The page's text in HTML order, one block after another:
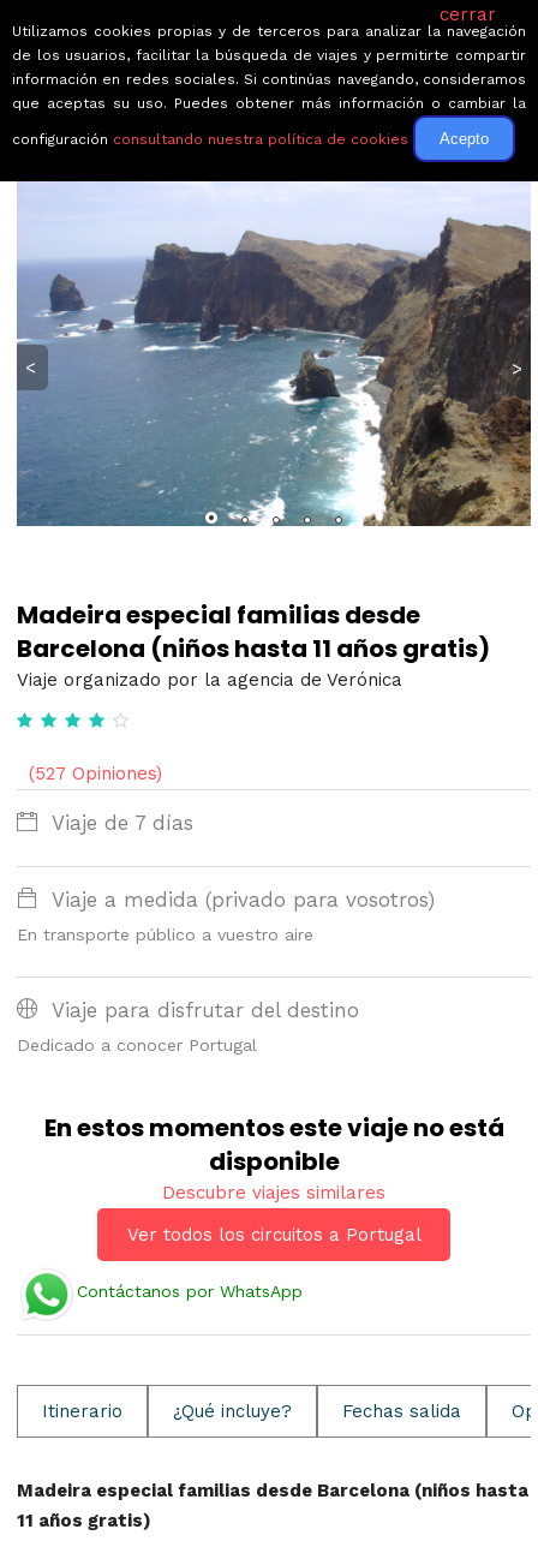
← Volver a Circuitos por Portugal
< >
Madeira especial familias desde
Barcelona (niños hasta 11 años gratis)
Viaje organizado por la agencia de Verónica
(527 Opiniones)
Viaje de 7 días
Viaje a medida (privado para vosotros)
En transporte público a vuestro aire
Viaje para disfrutar del destino
Dedicado a conocer Portugal
En estos momentos este viaje no está
disponible
Descubre viajes similares
Ver todos los circuitos a Portugal
Contáctanos por WhatsApp
Itinerario ¿Qué incluye? Fechas salida
Madeira especial familias desde Barcelona (niños hasta
11 años gratis)
cerrar
Utilizamos cookies propias y de terceros para analizar la navegación
de los usuarios, facilitar la búsqueda de viajes y permitirte compartir
información en redes sociales. Si continúas navegando, consideramos
que aceptas su uso. Puedes obtener más información o cambiar la
configuración consultando nuestra política de cookies Acepto